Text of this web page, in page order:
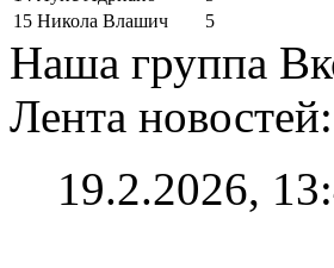
15 Никола Влашич 5
Наша группа
Лента новостей:
19.2.2026,